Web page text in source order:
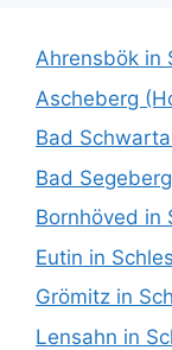
Ahrensbök in
Ascheberg
Bad
Bad
Bornhöved in
Eutin in
Grömitz in
Lensahn in